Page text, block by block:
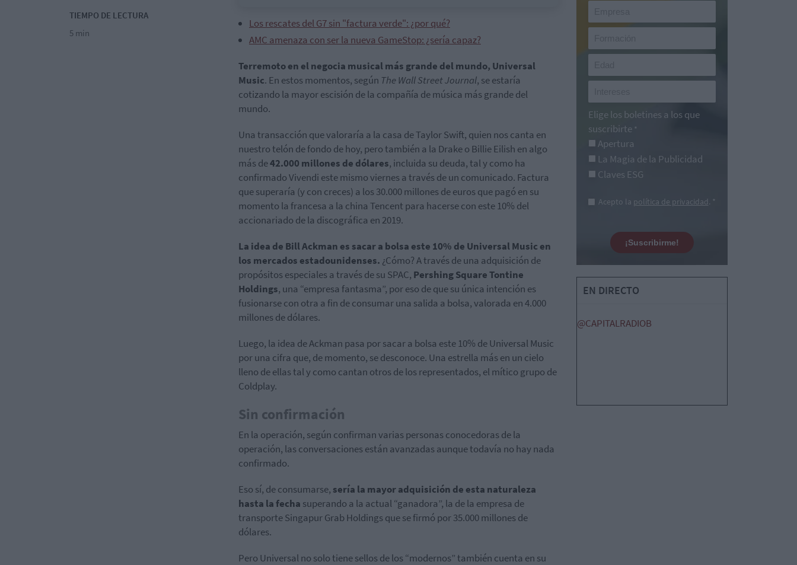
TIEMPO DE LECTURA
5 min
Los rescates del G7 sin "factura verde": ¿por qué?
AMC amenaza con ser la nueva GameStop: ¿sería capaz?
Terremoto en el negocia musical más grande del mundo, Universal
Music. En estos momentos, según The Wall Street Journal, se estaría
cotizando la mayor escisión de la compañía de música más grande del
mundo.
Una transacción que valoraría a la casa de Taylor Swift, quien nos canta en
nuestro telón de fondo de hoy, pero también a la Drake o Billie Eilish en algo
más de42.000 millones de dólares, incluida su deuda, tal y como ha
confirmado Vivendi este mismo viernes a través de un comunicado. Factura
que superaría (y con creces) a los 30.000 millones de euros que pagó en su
momento la francesa a la china Tencent para hacerse con este 10% del
accionariado de la discográfica en 2019.
La idea de Bill Ackman es sacar a bolsa este 10% de Universal Music en
los mercados estadounidenses. ¿Cómo? A través de una adquisición de
propósitos especiales a través de su SPAC, Pershing Square Tontine
Holdings, una “empresa fantasma”, por eso de que su única intención es
fusionarse con otra a fin de consumar una salida a bolsa, valorada en 4.000
millones de dólares.
Luego, la idea de Ackman pasa por sacar a bolsa este 10% de Universal Music
por una cifra que, de momento, se desconoce. Una estrella más en un cielo
lleno de ellas tal y como cantan otros de los representados, el mítico grupo de
Coldplay.
Sin confirmación
En la operación, según confirman varias personas conocedoras de la
operación, las conversaciones están avanzadas aunque todavía no hay nada
confirmado.
Eso sí, de consumarse, sería la mayor adquisición de esta naturaleza
hasta la fecha superando a la actual “ganadora”, la de la empresa de
transporte Singapur Grab Holdings que se firmó por 35.000 millones de
dólares.
Pero Universal no solo tiene sellos de los “modernos” también cuenta en su
Elige los boletines a los que
suscribirte *
Apertura
La Magia de la Publicidad
Claves ESG
Acepto la política de privacidad. *
¡Suscribirme!
EN DIRECTO
@CAPITALRADIOB